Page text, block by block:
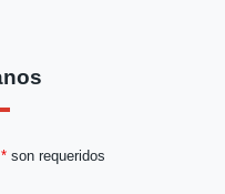
* son requeridos